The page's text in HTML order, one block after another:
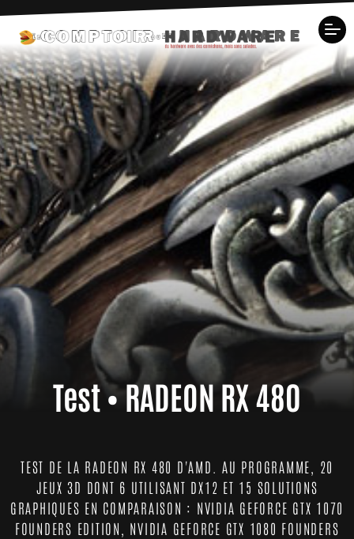
Test • RADEON RX 480
TEST DE LA RADEON RX 480 D'AMD. AU PROGRAMME, 20
JEUX 3D DONT 6 UTILISANT DX12 ET 15 SOLUTIONS
GRAPHIQUES EN COMPARAISON : NVIDIA GEFORCE GTX 1070
FOUNDERS EDITION, NVIDIA GEFORCE GTX 1080 FOUNDERS